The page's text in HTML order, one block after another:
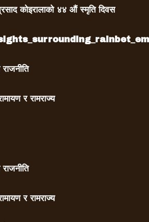
कोइरालाको ४४ औं स्मृति दिवस
र रामराज्य
र रामराज्य